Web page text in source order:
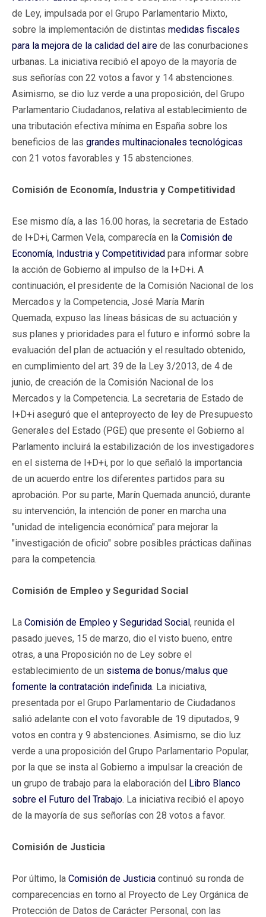
de Ley, impulsada por el Grupo Parlamentario Mixto,
sobre la implementación de distintas medidas fiscales
para la mejora de la calidad del aire de las conurbaciones
urbanas. La iniciativa recibió el apoyo de la mayoría de
sus señorías con 22 votos a favor y 14 abstenciones.
Asimismo, se dio luz verde a una proposición, del Grupo
Parlamentario Ciudadanos, relativa al establecimiento de
una tributación efectiva mínima en España sobre los
beneficios de las grandes multinacionales tecnológicas
con 21 votos favorables y 15 abstenciones.
Comisión de Economía, Industria y Competitividad
Ese mismo día, a las 16.00 horas, la secretaria de Estado
de I+D+i, Carmen Vela, comparecía en la Comisión de
Economía, Industria y Competitividad para informar sobre
la acción de Gobierno al impulso de la I+D+i. A
continuación, el presidente de la Comisión Nacional de los
Mercados y la Competencia, José María Marín
Quemada, expuso las líneas básicas de su actuación y
sus planes y prioridades para el futuro e informó sobre la
evaluación del plan de actuación y el resultado obtenido,
en cumplimiento del art. 39 de la Ley 3/2013, de 4 de
junio, de creación de la Comisión Nacional de los
Mercados y la Competencia. La secretaria de Estado de
I+D+i aseguró que el anteproyecto de ley de Presupuesto
Generales del Estado (PGE) que presente el Gobierno al
Parlamento incluirá la estabilización de los investigadores
en el sistema de I+D+i, por lo que señaló la importancia
de un acuerdo entre los diferentes partidos para su
aprobación. Por su parte, Marín Quemada anunció, durante
su intervención, la intención de poner en marcha una
"unidad de inteligencia económica" para mejorar la
"investigación de oficio" sobre posibles prácticas dañinas
para la competencia.
Comisión de Empleo y Seguridad Social
La Comisión de Empleo y Seguridad Social, reunida el
pasado jueves, 15 de marzo, dio el visto bueno, entre
otras, a una Proposición no de Ley sobre el
establecimiento de un sistema de bonus/malus que
fomente la contratación indefinida. La iniciativa,
presentada por el Grupo Parlamentario de Ciudadanos
salió adelante con el voto favorable de 19 diputados, 9
votos en contra y 9 abstenciones. Asimismo, se dio luz
verde a una proposición del Grupo Parlamentario Popular,
por la que se insta al Gobierno a impulsar la creación de
un grupo de trabajo para la elaboración del Libro Blanco
sobre el Futuro del Trabajo. La iniciativa recibió el apoyo
de la mayoría de sus señorías con 28 votos a favor.
Comisión de Justicia
Por último, la Comisión de Justicia continuó su ronda de
comparecencias en torno al Proyecto de Ley Orgánica de
Protección de Datos de Carácter Personal, con las